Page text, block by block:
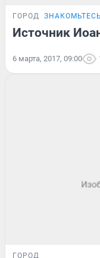
ГОРОД
Источник
6 марта, 2017, 09:00
ГОРОД